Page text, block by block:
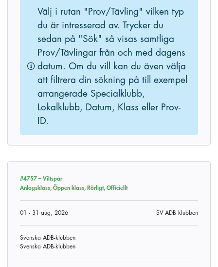
Välj i rutan "Prov/Tävling" vilken typ
du är intresserad av. Trycker du
sedan på "Sök" så visas samtliga
Prov/Tävlingar från och med dagens
datum. Om du vill kan du även välja
att filtrera din sökning på till exempel
arrangerade Specialklubb,
Lokalklubb, Datum, Klass eller Prov-
ID.
#4757 –Viltspår
Anlagsklass, Öppen klass, Rörligt, Officiellt
01 - 31 aug, 2026 SV ADB klubben
Svenska ADB-klubben
Svenska ADB-klubben